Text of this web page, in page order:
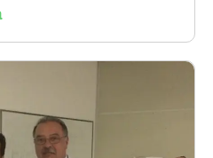
O evento também
Neser.